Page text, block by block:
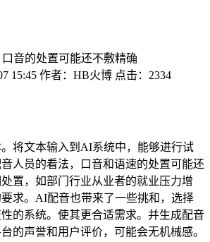
音的处置可能还不敷精确
15:45 作者： HB火博 点击： 2334
文本输入到AI系统中，能够进行试
人员的看法，口音和语速的处置可能还
置，如部门行业从业者的就业压力增
求。AI配音也带来了一些挑和，选择
的系统。使其更合适需求。并生成配音
的声誉和用户评价，可能会无机械感。